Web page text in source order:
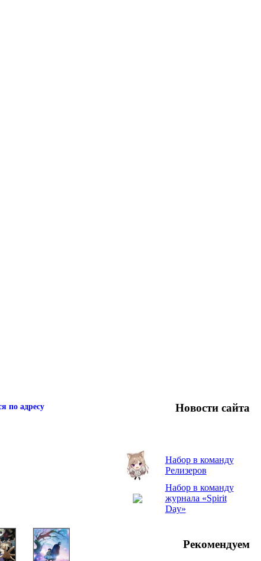
по адресу
Новости сайта
Набор в команду
Релизеров
Набор в команду
журнала «Spirit
Day»
Рекомендуем